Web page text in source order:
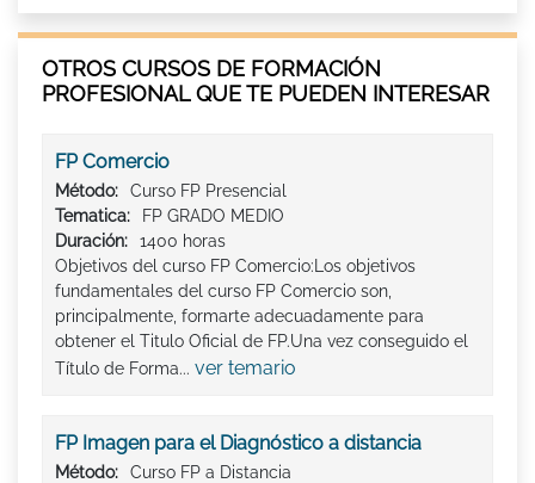
OTROS CURSOS DE FORMACIÓN
PROFESIONAL QUE TE PUEDEN INTERESAR
FP Comercio
Método:
Curso FP Presencial
Tematica:
FP GRADO MEDIO
Duración:
1400 horas
Objetivos del curso FP Comercio:Los objetivos
fundamentales del curso FP Comercio son,
principalmente, formarte adecuadamente para
obtener el Titulo Oficial de FP.Una vez conseguido el
Título de Forma... ver temario
FP Imagen para el Diagnóstico a distancia
Método: Curso FP a Distancia